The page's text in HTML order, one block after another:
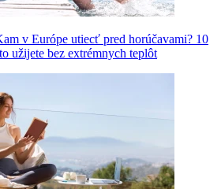
v Európe utiecť pred horúčavami? 10
užijete bez extrémnych teplôt